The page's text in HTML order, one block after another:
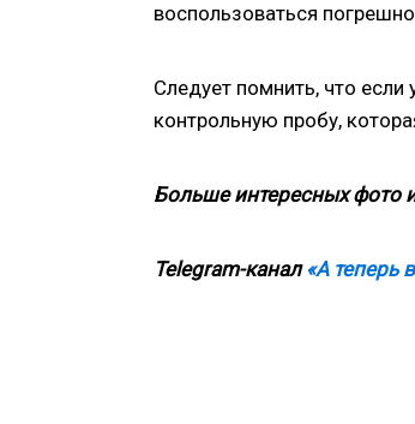
воспользоваться
Следует помнить, что
контрольную пробу,
Больше интересных фото
Telegram-канал «А теперь